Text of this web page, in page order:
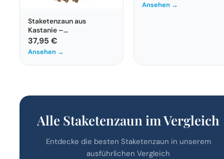
Staketenzaun aus
Kastanie –
Handgefertigte Qualität
37,95 €
Ansehen →
Ansehen →
Alle Staketenzaun im Vergleich
Entdecke die besten Staketenzaun in unserem
ausführlichen Vergleich